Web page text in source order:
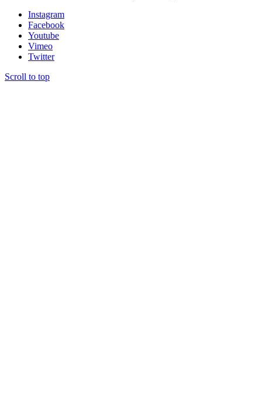
Instagram
Facebook
Youtube
Vimeo
Twitter
Scroll to top